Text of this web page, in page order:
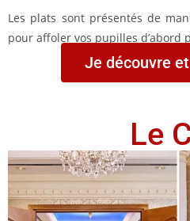
Les plats sont présentés de
pour affoler vos pupilles d’abord
Je découvre
Le